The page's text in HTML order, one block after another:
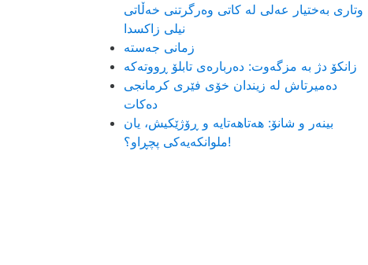
وتاری بەختیار عەلی لە کاتی وەرگرتنی خەڵاتی
نیلی زاکسدا
زمانی جەستە
زانکۆ دژ بە مزگەوت: دەربارەى تابلۆ ڕووتەکە
ده‌میرتاش له‌ زیندان خۆی فێری كرمانجی
ده‌كات
بینەر و شانۆ: هەتاھەتایە و ڕۆژێکیش، یان
ملوانکەیەکی پچڕاو؟!